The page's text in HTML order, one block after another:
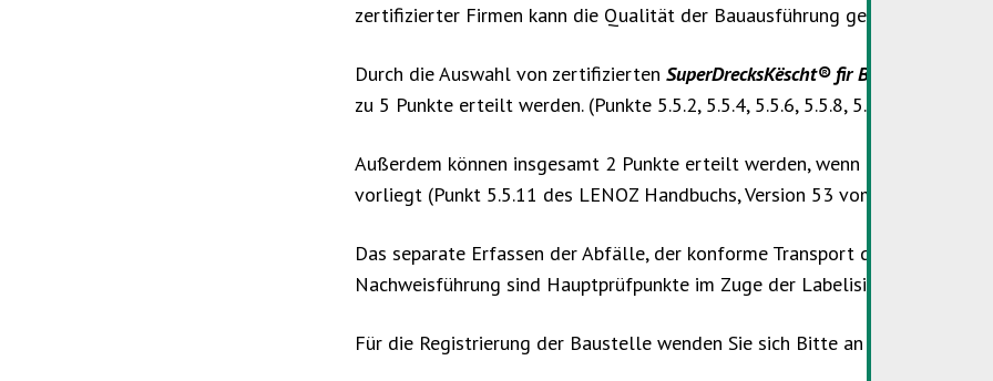
zertifizierter Firmen kann die Qualität der Bauausführung gesteigert werden.
Durch die Auswahl von zertifizierten SuperDrecksKëscht® fir Betriber
zu 5 Punkte erteilt werden. (Punkte 5.5.2, 5.5.4, 5.5.6, 5.5.8, 5.5.10 des
Außerdem können insgesamt 2 Punkte erteilt werden, wenn ein globales
vorliegt (Punkt 5.5.11 des LENOZ Handbuchs, Version 53 vom 12. Dezember
Das separate Erfassen der Abfälle, der konforme Transport der Abfälle,
Nachweisführung sind Hauptprüfpunkte im Zuge der Labelisierung der
Für die Registrierung der Baustelle wenden Sie sich Bitte an